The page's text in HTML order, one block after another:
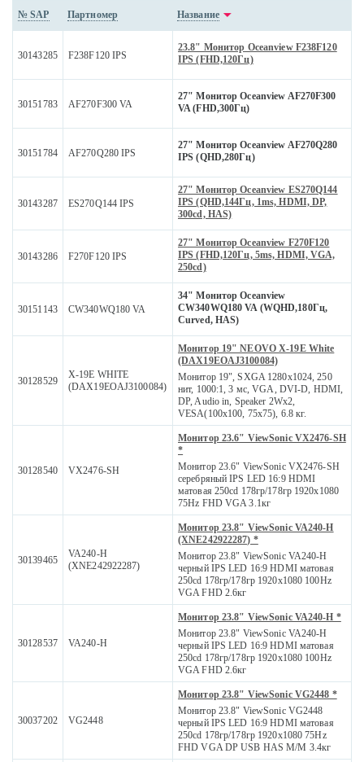
№ SAP Партномер Название
30143285 F238F120 IPS
23.8" Монитор Oceanview F238F120
IPS (FHD,120Гц)
30151783 AF270F300 VA
27" Монитор Oceanview AF270F300
VA (FHD,300Гц)
30151784 AF270Q280 IPS
27" Монитор Oceanview AF270Q280
IPS (QHD,280Гц)
30143287 ES270Q144 IPS
27" Монитор Oceanview ES270Q144
IPS (QHD,144Гц, 1ms, HDMI, DP,
300cd, HAS)
30143286 F270F120 IPS
27" Монитор Oceanview F270F120
IPS (FHD,120Гц, 5ms, HDMI, VGA,
250cd)
30151143 CW340WQ180 VA
34" Монитор Oceanview
CW340WQ180 VA (WQHD,180Гц,
Curved, HAS)
30128529
X-19E WHITE
(DAX19EOAJ3100084)
Монитор 19" NEOVO X-19E White
(DAX19EOAJ3100084)
Монитор 19", SXGA 1280x1024, 250
нит, 1000:1, 3 мс, VGA, DVI-D, HDMI,
DP, Audio in, Speaker 2Wx2,
VESA(100x100, 75x75), 6.8 кг.
30128540 VX2476-SH
Монитор 23.6" ViewSonic VX2476-SH
*
Монитор 23.6" ViewSonic VX2476-SH
серебряный IPS LED 16:9 HDMI
матовая 250cd 178гр/178гр 1920x1080
75Hz FHD VGA 3.1кг
30139465
VA240-H
(XNE242922287)
Монитор 23.8" ViewSonic VA240-H
(XNE242922287) *
Монитор 23.8" ViewSonic VA240-H
черный IPS LED 16:9 HDMI матовая
250cd 178гр/178гр 1920x1080 100Hz
VGA FHD 2.6кг
30128537 VA240-H
Монитор 23.8" ViewSonic VA240-H *
Монитор 23.8" ViewSonic VA240-H
черный IPS LED 16:9 HDMI матовая
250cd 178гр/178гр 1920x1080 100Hz
VGA FHD 2.6кг
30037202 VG2448
Монитор 23.8" ViewSonic VG2448 *
Монитор 23.8" ViewSonic VG2448
черный IPS LED 16:9 HDMI матовая
250cd 178гр/178гр 1920x1080 75Hz
FHD VGA DP USB HAS M/M 3.4кг